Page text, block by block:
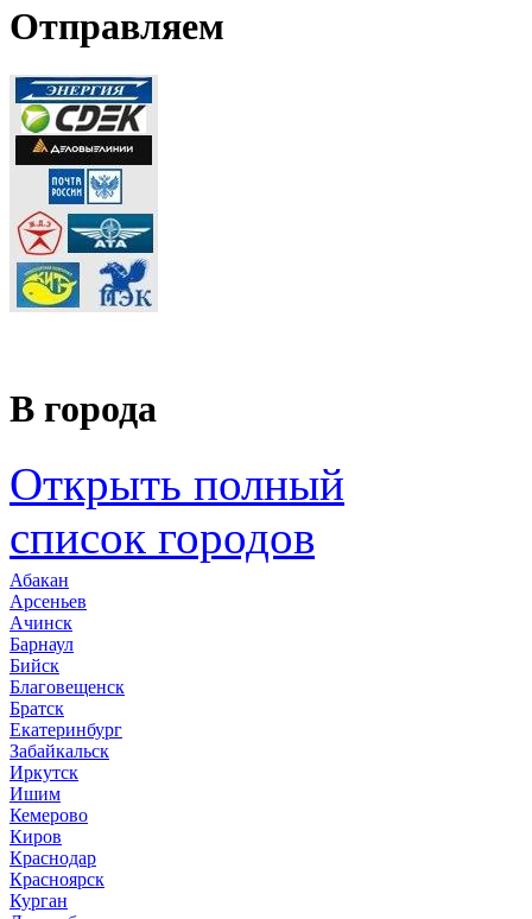
Отправляем
В города
Открыть полный
список городов
Абакан
Арсеньев
Ачинск
Барнаул
Бийск
Благовещенск
Братск
Екатеринбург
Забайкальск
Иркутск
Ишим
Кемерово
Киров
Краснодар
Красноярск
Курган